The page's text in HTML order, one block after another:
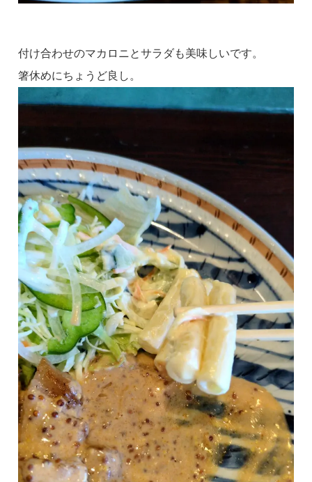
付け合わせのマカロニとサラダも美味しいです。
箸休めにちょうど良し。